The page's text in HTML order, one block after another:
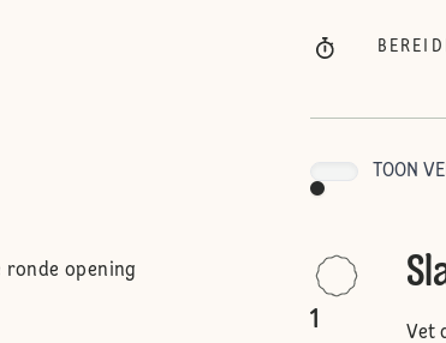
ronde opening
TOON
1
Vet